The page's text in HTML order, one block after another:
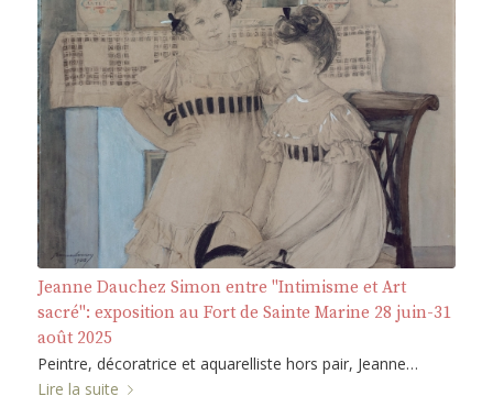
Jeanne Dauchez Simon entre "Intimisme et Art
sacré": exposition au Fort de Sainte Marine 28 juin-31
août 2025
Peintre, décoratrice et aquarelliste hors pair, Jeanne…
Lire la suite